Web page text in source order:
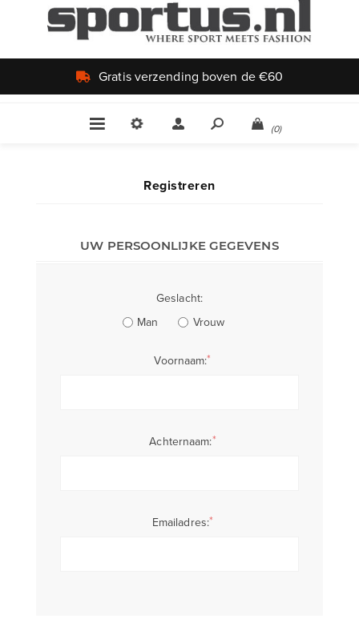
Gratis verzending boven de €60
(0)
Registreren
UW PERSOONLIJKE GEGEVENS
Geslacht:
Man
Vrouw
Voornaam:*
Achternaam:*
Emailadres:*